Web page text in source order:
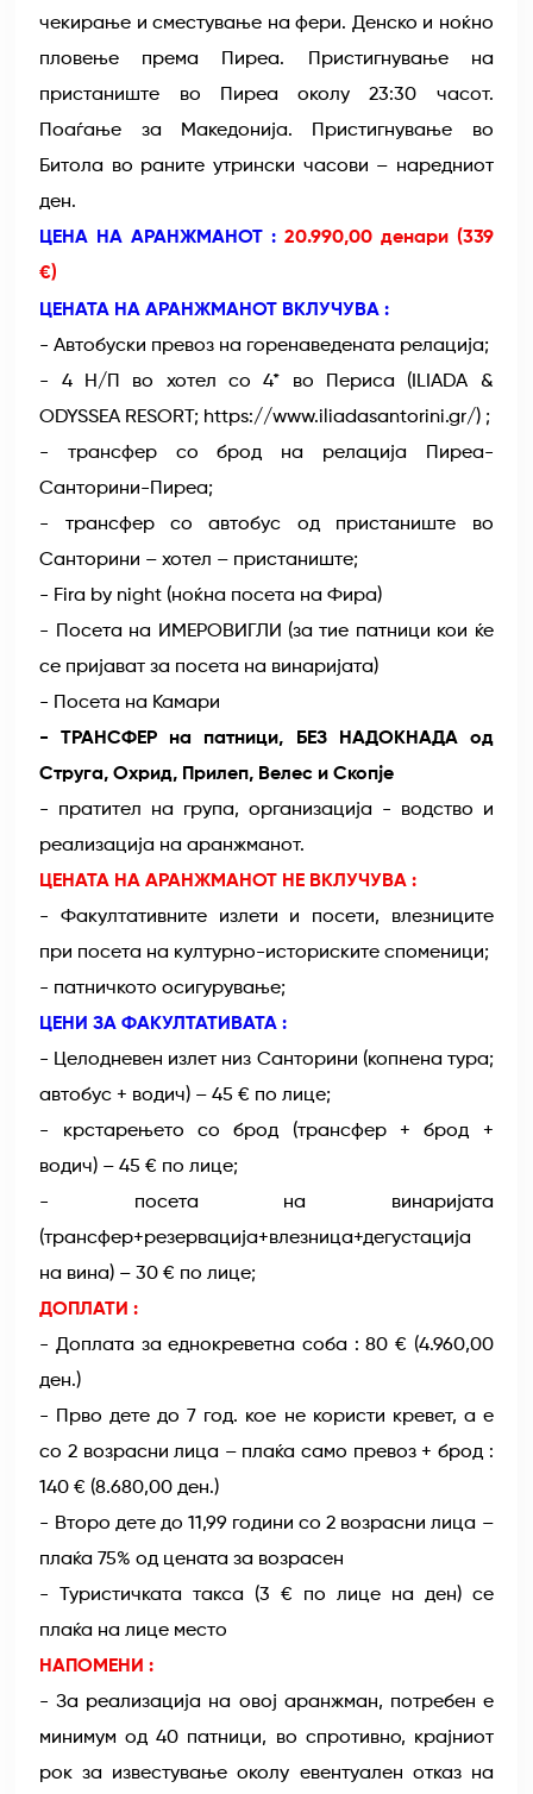
чекирање и сместување на фери. Денско и ноќно
пловење према Пиреа. Пристигнување на
пристаниште во Пиреа околу 23:30 часот.
Поаѓање за Македонија. Пристигнување во
Битола во раните утрински часови – наредниот
ден.
ЦЕНА НА АРАНЖМАНОТ : 20.990,00 денари (339
€)
ЦЕНАТА НА АРАНЖМАНОТ ВКЛУЧУВА :
- Автобуски превоз на горенаведената релација;
- 4 Н/П во хотел со 4* во Периса (ILIADA &
ODYSSEA RESORT; https://www.iliadasantorini.gr/) ;
- трансфер со брод на релација Пиреа-
Санторини-Пиреа;
- трансфер со автобус од пристаниште во
Санторини – хотел – пристаниште;
- Fira by night (ноќна посета на Фира)
- Посета на ИМЕРОВИГЛИ (за тие патници кои ќе
се пријават за посета на винаријата)
- Посета на Камари
- ТРАНСФЕР на патници, БЕЗ НАДОКНАДА од
Струга, Охрид, Прилеп, Велес и Скопје
- пратител на група, организација - водство и
реализација на аранжманот.
ЦЕНАТА НА АРАНЖМАНОТ НЕ ВКЛУЧУВА :
- Факултативните излети и посети, влезниците
при посета на културно-историските споменици;
- патничкото осигурување;
ЦЕНИ ЗА ФАКУЛТАТИВАТА :
- Целодневен излет низ Санторини (копнена тура;
автобус + водич) – 45 € по лице;
- крстарењето со брод (трансфер + брод +
водич) – 45 € по лице;
- посета на винаријата
(трансфер+резервација+влезница+дегустација
на вина) – 30 € по лице;
ДОПЛАТИ :
- Доплата за еднокреветна соба : 80 € (4.960,00
ден.)
- Прво дете до 7 год. кое не користи кревет, а е
со 2 возрасни лица – плаќа само превоз + брод :
140 € (8.680,00 ден.)
- Второ дете до 11,99 години со 2 возрасни лица –
плаќа 75% од цената за возрасен
- Туристичката такса (3 € по лице на ден) се
плаќа на лице место
НАПОМЕНИ :
- За реализација на овој аранжман, потребен е
минимум од 40 патници, во спротивно, крајниот
рок за известување околу евентуален отказ на